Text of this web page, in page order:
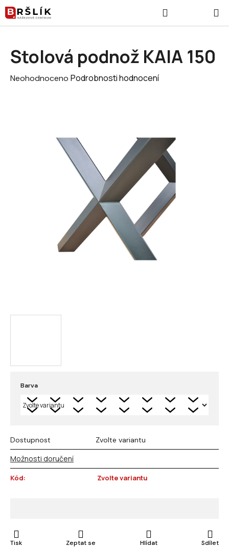
Přejít na obsah
Barva
Dostupnost Zvolte variantu
Možnosti doručení
Kód: Zvolte variantu
Tisk Zeptat se Hlídat Sdílet
Stolová podnož KAIA 150
Průměrné hodnocení produktu je 0,0 z 5 hvězdiček.
Neohodnoceno Podrobnosti hodnocení